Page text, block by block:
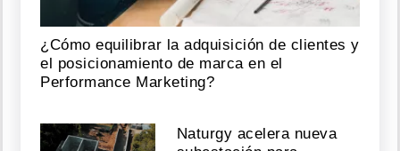
2026
Lo
amordazan,
¿Cómo equilibrar la adquisición de clientes y
el posicionamiento de marca en el
Performance Marketing?
Naturgy acelera nueva